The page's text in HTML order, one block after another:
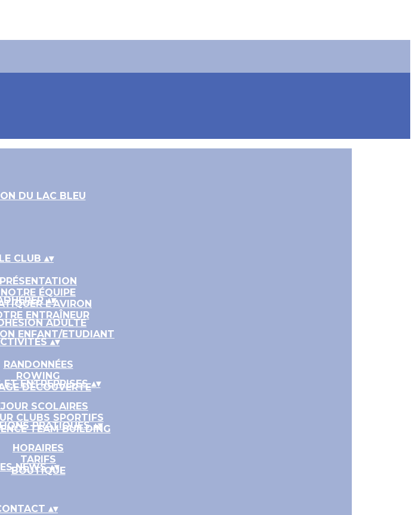
LE CLUB ▴▾
PRÉSENTATION
NOTRE ÉQUIPE
L'AVIRON
ENTRAÎNEUR
▴▾
ADULTE
ENFANT/ETUDIANT
▴▾
RANDONNÉES
ROWING
DÉCOUVERTE
ET ENTREPRISES▴▾
SCOLAIRES
CLUBS SPORTIFS
TEAM BUILDING
PRATIQUES▴▾
HORAIRES
TARIFS
BOUTIQUE
NEWS▴▾
▴▾